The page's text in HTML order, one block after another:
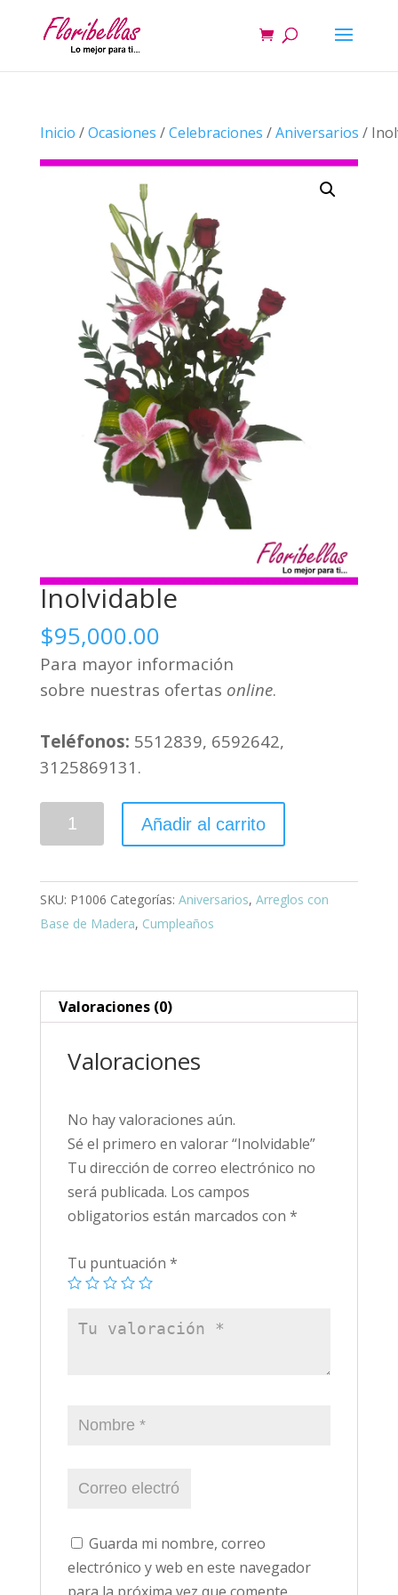
Inicio /Ocasiones /Celebraciones /Aniversarios /
Inolvidable
$95,000.00
Para mayor información
sobre nuestras ofertas online.
Teléfonos: 5512839, 6592642,
3125869131.
Inolvidable
Añadir al carrito
SKU: P1006 Categorías: Aniversarios, Arreglos con
Base de Madera, Cumpleaños
Valoraciones (0)
Valoraciones
No hay valoraciones aún.
Sé el primero en valorar “Inolvidable”
Tu dirección de correo electrónico no
será publicada. Los campos
obligatorios están marcados con *
Tu puntuación *
Guarda mi nombre, correo
electrónico y web en este navegador